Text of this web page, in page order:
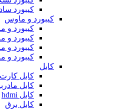
کیبورد
کیبورد و ماوس
کیبورد و
کیبورد و
کیبورد و
کیبورد و
کابل
کابل
کابل
کابل hdmi
کابل برق